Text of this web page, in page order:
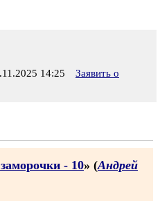
14:25
Заявить о
- 10» (Андрей